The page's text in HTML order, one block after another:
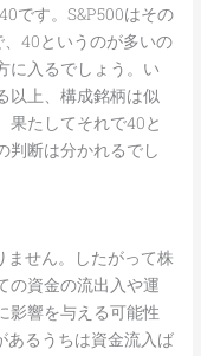
です。S&P500はその
40というのが多いの
に入るでしょう。い
以上、構成銘柄は似
果たしてそれで40と
判断は分かれるでし
ません。したがって株
の資金の流出入や運
影響を与える可能性
あるうちは資金流入ば